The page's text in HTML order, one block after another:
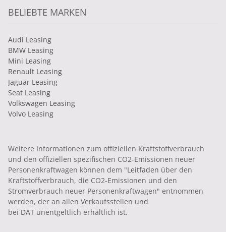
BELIEBTE MARKEN
Audi Leasing
BMW Leasing
Mini Leasing
Renault Leasing
Jaguar Leasing
Seat Leasing
Volkswagen Leasing
Volvo Leasing
Weitere Informationen zum offiziellen Kraftstoffverbrauch
und den offiziellen spezifischen CO2-Emissionen neuer
Personenkraftwagen können dem "Leitfaden über den
Kraftstoffverbrauch, die CO2-Emissionen und den
Stromverbrauch neuer Personenkraftwagen" entnommen
werden, der an allen Verkaufsstellen und
bei DAT unentgeltlich erhältlich ist.